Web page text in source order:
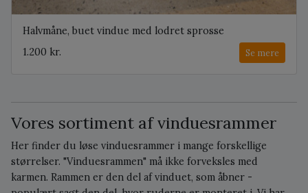
Halvmåne, buet vindue med lodret sprosse
1.200 kr.
Se mere
Vores sortiment af vinduesrammer
Her finder du løse vinduesrammer i mange forskellige
størrelser. "Vinduesrammen" må ikke forveksles med
karmen. Rammen er den del af vinduet, som åbner -